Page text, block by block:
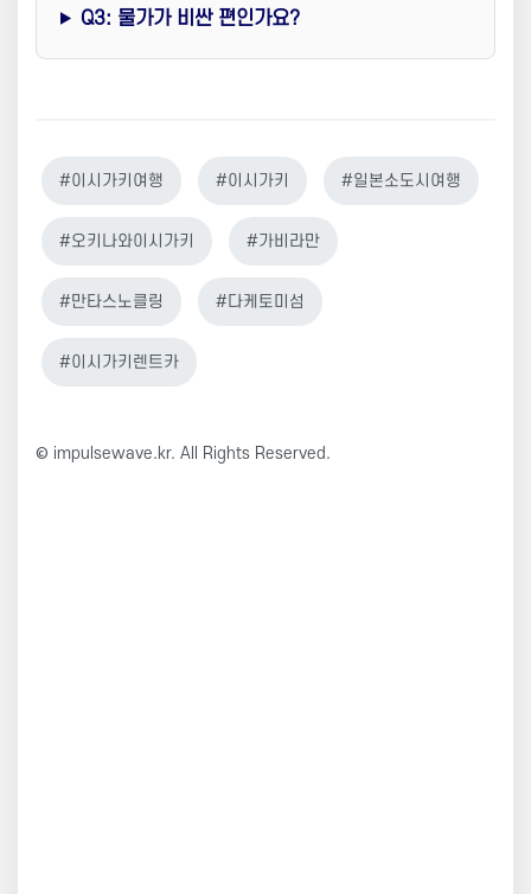
Q3: 물가가 비싼 편인가요?
#이시가키여행 #이시가키 #일본소도시여행
#오키나와이시가키 #가비라만
#만타스노클링 #다케토미섬
#이시가키렌트카
© impulsewave.kr. All Rights Reserved.